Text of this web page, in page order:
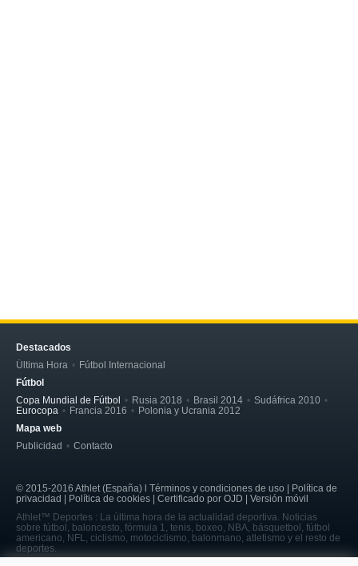
Destacados
Última Hora
Fútbol Internacional
Fútbol
Copa Mundial de Fútbol
Rusia 2018 Brasil 2014
Sudáfrica 2010
Eurocopa
Francia 2016
Polonia y Ucrania 2012
Mapa web
Publicidad
Contacto
© 2015-2016 Athlet (España) l Términos y condiciones de uso | Política de
privacidad | Política de cookies | Certificado por OJD | Versión móvil
Athlet™ Deportes : La última hora de la actualidad deportiva. Noticias
sobre fútbol, baloncesto, fórmula 1, tenis, boxeo, NBA, básquetbol, fútbol
americano, NFL, ciclismo, motociclismo, balonmano, atletismo y el resto de
deportes.